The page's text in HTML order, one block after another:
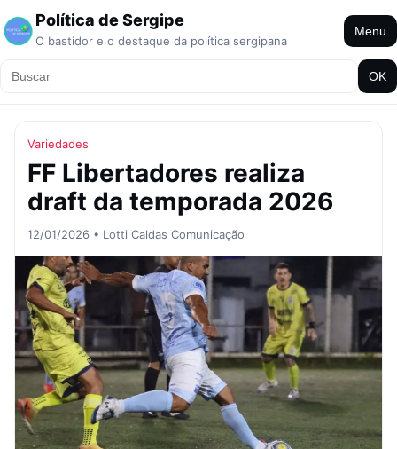
Política de Sergipe
O bastidor e o destaque da política sergipana
Menu
OK
Variedades
FF Libertadores realiza
draft da temporada 2026
12/01/2026 • Lotti Caldas Comunicação